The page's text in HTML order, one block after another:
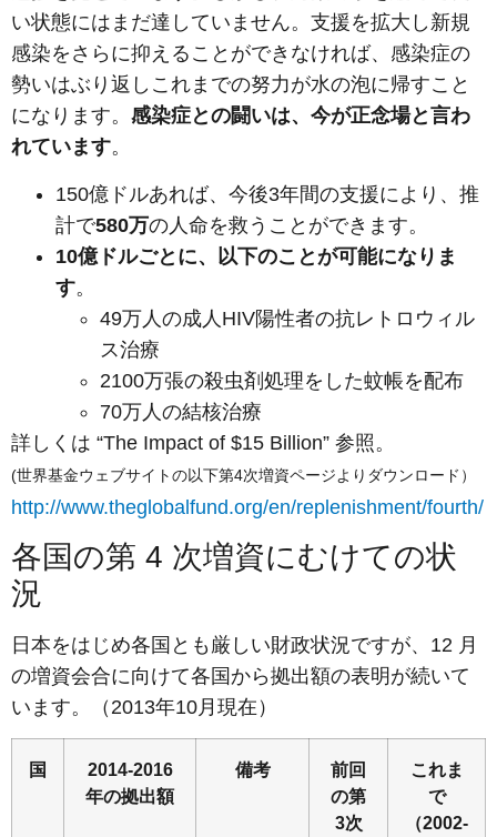
い状態にはまだ達していません。支援を拡大し新規
感染をさらに抑えることができなければ、感染症の
勢いはぶり返しこれまでの努力が水の泡に帰すこと
になります。 感染症との闘いは、今が正念場と言わ
れています
150億ドルあれば、今後3年間の支援により、推
計で580万の人命を救うことができます。
10億ドルごとに、以下のことが可能になりま
す
49万人の成人HIV陽性者の抗レトロウィル
ス治療
2100万張の殺虫剤処理をした蚊帳を配布
70万人の結核治療
詳しくは “The Impact of $15 Billion” 参照。
(世界基金ウェブサイトの以下第4次増資ページよりダウンロード）
http://www.theglobalfund.org/en/replenishment/fourth/
各国の第 4 次増資にむけての状
況
日本をはじめ各国とも厳しい財政状況ですが、12 月
の増資会合に向けて各国から拠出額の表明が続いて
います。（2013年10月現在）
国
2014-2016
年の拠出額
備考
前回
の第
3次
これま
で
（2002-